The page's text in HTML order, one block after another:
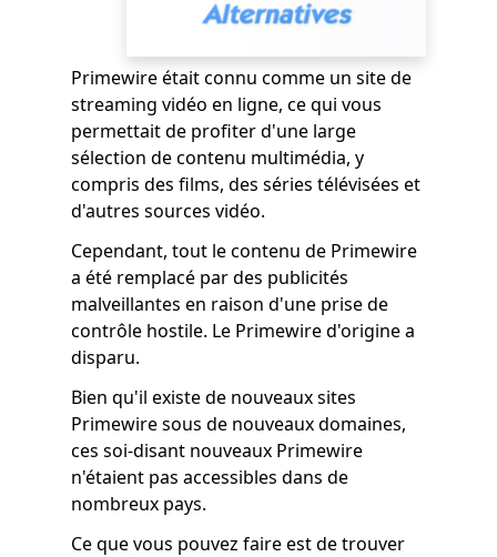
Primewire était connu comme un site de
streaming vidéo en ligne, ce qui vous
permettait de profiter d'une large
sélection de contenu multimédia, y
compris des films, des séries télévisées et
d'autres sources vidéo.
Cependant, tout le contenu de Primewire
a été remplacé par des publicités
malveillantes en raison d'une prise de
contrôle hostile. Le Primewire d'origine a
disparu.
Bien qu'il existe de nouveaux sites
Primewire sous de nouveaux domaines,
ces soi-disant nouveaux Primewire
n'étaient pas accessibles dans de
nombreux pays.
Ce que vous pouvez faire est de trouver